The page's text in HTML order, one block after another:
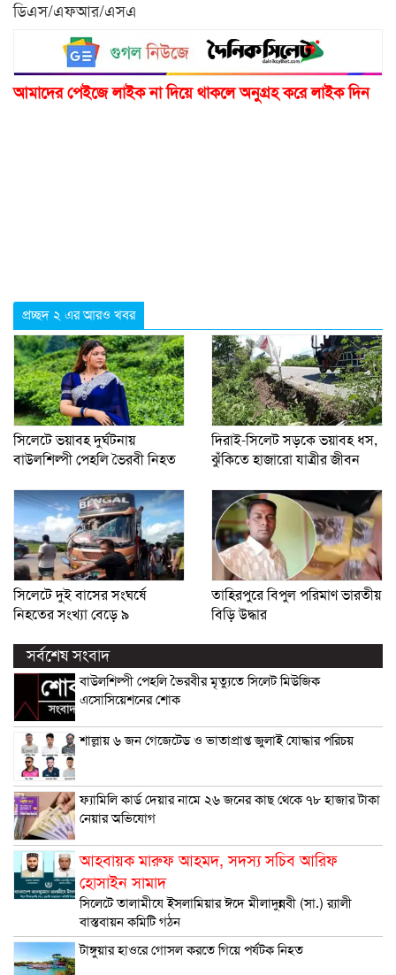
ডিএস/এফআর/এসএ
আমাদের পেইজে লাইক না দিয়ে থাকলে অনুগ্রহ করে লাইক দিন
প্রচ্ছদ ২ এর আরও খবর
সিলেটে ভয়াবহ দুর্ঘটনায়
বাউলশিল্পী পেহলি ভৈরবী নিহত
দিরাই-সিলেট সড়কে ভয়াবহ ধস,
ঝুঁকিতে হাজারো যাত্রীর জীবন
সিলেটে দুই বাসের সংঘর্ষে
নিহতের সংখ্যা বেড়ে ৯
তাহিরপুরে বিপুল পরিমাণ ভারতীয়
বিড়ি উদ্ধার
সর্বশেষ সংবাদ
বাউলশিল্পী পেহলি ভৈরবীর মৃত্যুতে সিলেট মিউজিক
এসোসিয়েশনের শোক
শাল্লায় ৬ জন গেজেটেড ও ভাতাপ্রাপ্ত জুলাই যোদ্ধার পরিচয়
ফ্যামিলি কার্ড দেয়ার নামে ২৬ জনের কাছ থেকে ৭৮ হাজার টাকা
নেয়ার অভিযোগ
আহবায়ক মারুফ আহমদ, সদস্য সচিব আরিফ
হোসাইন সামাদ
সিলেটে তালামীযে ইসলামিয়ার ঈদে মীলাদুন্নবী (সা.) র‌্যালী
বাস্তবায়ন কমিটি গঠন
টাঙ্গুয়ার হাওরে গোসল করতে গিয়ে পর্যটক নিহত